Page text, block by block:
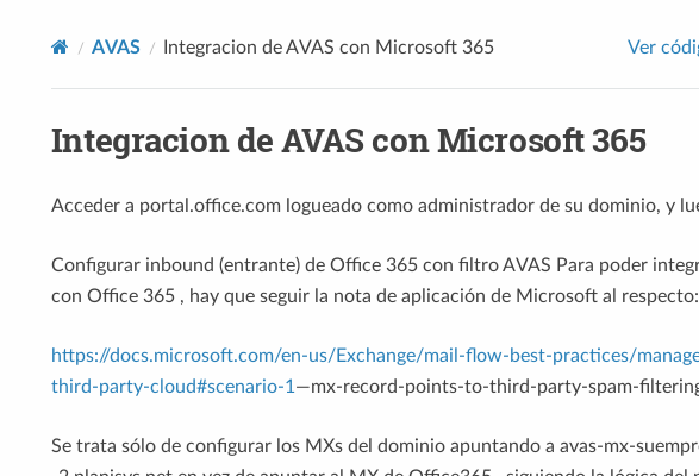
AVAS Integracion de AVAS con Microsoft 365 Ver
Integracion de AVAS con Microsoft 365
Acceder a portal.office.com logueado como administrador de su dominio, y
Configurar inbound (entrante) de Office 365 con filtro AVAS Para poder
con Office 365 , hay que seguir la nota de aplicación de Microsoft al respecto:
https://docs.microsoft.com/en-us/Exchange/mail-flow-best-practices/
third-party-cloud#scenario-1 —mx-record-points-to-third-party-spam-
Se trata sólo de configurar los MXs del dominio apuntando a avas-mx-